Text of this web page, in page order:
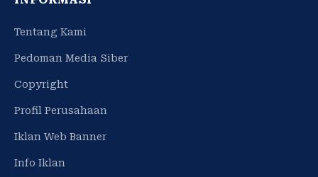
Tentang Kami
Pedoman Media Siber
Copyright
Profil Perusahaan
Iklan Web Banner
Info Iklan